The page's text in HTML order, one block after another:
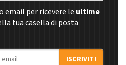
email per ricevere le ultime
tua casella di posta
ISCRIVITI